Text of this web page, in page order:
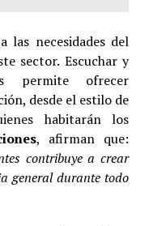
necesidades del
sector. Escuchar y
permite ofrecer
desde el estilo de
habitarán los
, afirman que:
contribuye a crear
general durante todo